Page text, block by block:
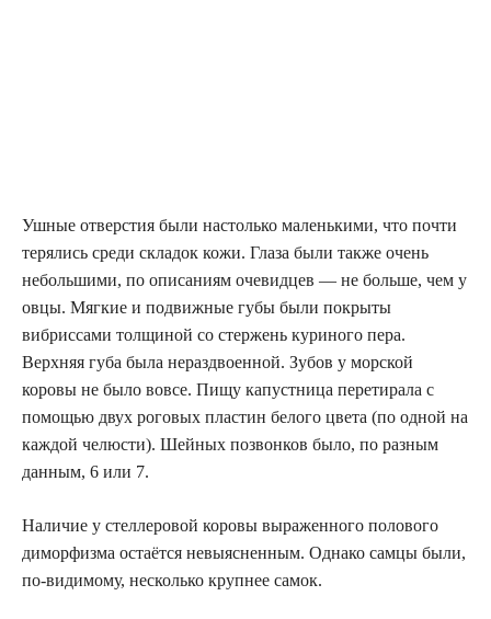
Ушные отверстия были настолько маленькими, что почти
терялись среди складок кожи. Глаза были также очень
небольшими, по описаниям очевидцев — не больше, чем у
овцы. Мягкие и подвижные губы были покрыты
вибриссами толщиной со стержень куриного пера.
Верхняя губа была нераздвоенной. Зубов у морской
коровы не было вовсе. Пищу капустница перетирала с
помощью двух роговых пластин белого цвета (по одной на
каждой челюсти). Шейных позвонков было, по разным
данным, 6 или 7.
Наличие у стеллеровой коровы выраженного полового
диморфизма остаётся невыясненным. Однако самцы были,
по-видимому, несколько крупнее самок.